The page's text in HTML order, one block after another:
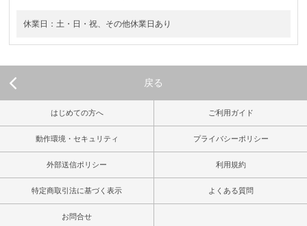
休業日：土・日・祝、その他休業日あり
戻る
はじめての方へ ご利用ガイド
動作環境・セキュリティ プライバシーポリシー
外部送信ポリシー 利用規約
特定商取引法に基づく表示 よくある質問
お問合せ